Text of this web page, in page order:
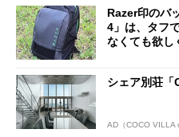
Razer印のバ
4」は、タフ
なくても欲し
シェア別荘
AD（COCO VILLA